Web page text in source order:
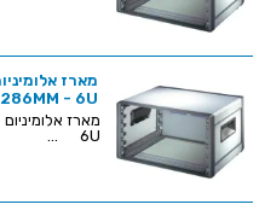
286MM - 6U
6U ...